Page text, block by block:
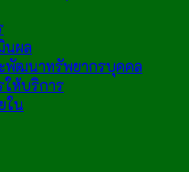
นผล
พัฒนาทรัพยากรบุคคล
ให้บริการ
ใน